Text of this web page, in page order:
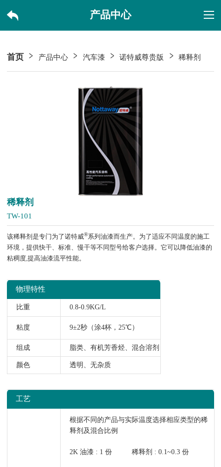
产品中心
首页 产品中心 汽车漆 诺特威尊贵版 稀释剂
稀释剂
TW-101
该稀释剂是专门为了诺特威®系列油漆而生产。为了适应不同温度的施工
环境，提供快干、标准、慢干等不同型号给客户选择。它可以降低油漆的
粘稠度,提高油漆流平性能。
物理特性
比重 0.8-0.9KG/L
粘度 9±2秒（涂4杯，25℃）
组成 脂类、有机芳香烃、混合溶剂
颜色 透明、无杂质
工艺
根据不同的产品与实际温度选择相应类型的稀
释剂及混合比例
2K 油漆 : 1 份 稀释剂 : 0.1~0.3 份